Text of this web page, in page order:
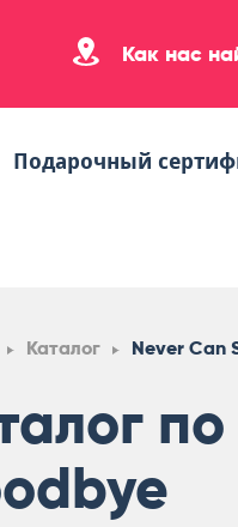
Как нас
Подарочный
Каталог Never Can